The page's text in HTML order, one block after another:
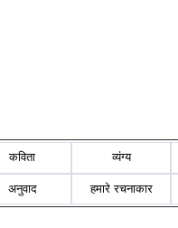
कविता व्यंग्य
अनुवाद हमारे रचनाकार